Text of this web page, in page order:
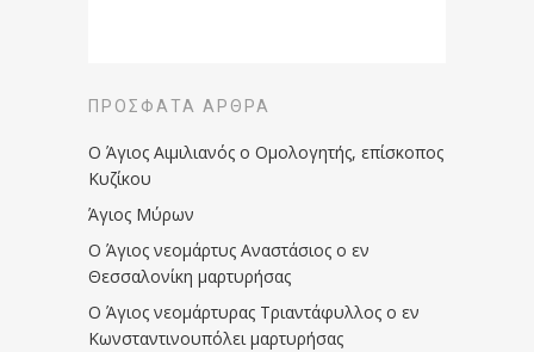
ΠΡΌΣΦΑΤΑ ΆΡΘΡΑ
Ο Άγιος Αιμιλιανός ο Ομολογητής, επίσκοπος
Κυζίκου
Άγιος Μύρων
Ο Άγιος νεομάρτυς Αναστάσιος ο εν
Θεσσαλονίκη μαρτυρήσας
Ο Άγιος νεομάρτυρας Τριαντάφυλλος ο εν
Κωνσταντινουπόλει μαρτυρήσας